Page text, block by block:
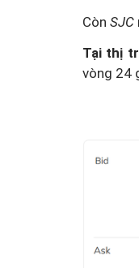
Còn SJC
Tại thị
vòng 24